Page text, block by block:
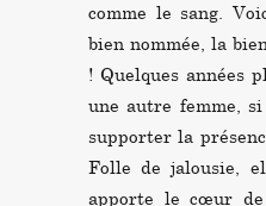
comme le sang.
bien nommée, la
! Quelques années
une autre femme,
supporter la
Folle de jalousie,
apporte le cœur de